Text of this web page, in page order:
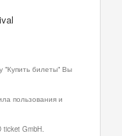
"Купить билеты" Вы
пользования и
GmbH.